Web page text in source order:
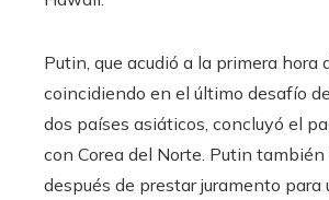
Putin, que acudió a la primera hora
coincidiendo en el último desafío
dos países asiáticos, concluyó el
con Corea del Norte. Putin
después de prestar juramento para